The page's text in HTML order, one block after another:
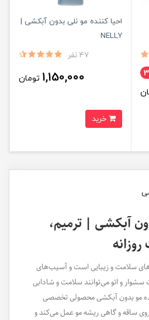
احیا کننده مو نلی بدون آبکشی |
NELLY
47 نفر
1,150,000 تومان
آبکشی | ترمیم،
سلامت و زیبایی است و آسیب‌های
و اتو می‌توانند سلامت و شادابی
مو بدون آبکشی محصولی تخصصی
ساقه و گاهی ریشه مو عمل می‌کند و